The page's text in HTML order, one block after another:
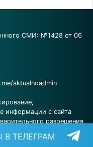
СМИ: №1428 от 06
aktualnoadmin
информации с сайта
разрешения
В ТЕЛЕГРАМ